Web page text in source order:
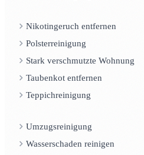
Nikotingeruch entfernen
Polsterreinigung
Stark verschmutzte Wohnung
Taubenkot entfernen
Teppichreinigung
Umzugsreinigung
Wasserschaden reinigen